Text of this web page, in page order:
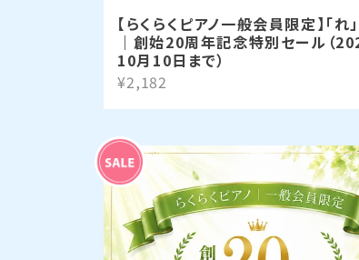
【らくらくピアノ一般会員限定】「れ
｜創始20周年記念特別セール（
10月10日まで）
¥2,182